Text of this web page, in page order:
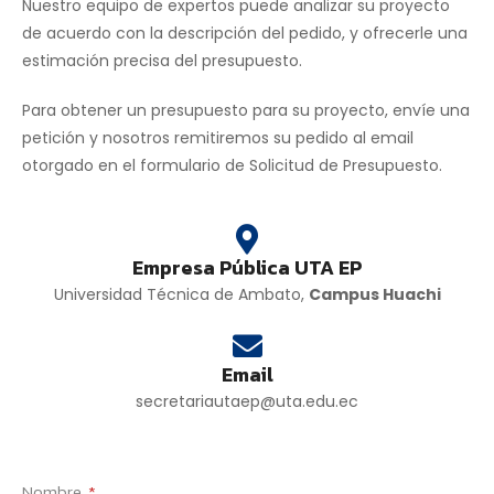
Nuestro equipo de expertos puede analizar su proyecto
de acuerdo con la descripción del pedido, y ofrecerle una
estimación precisa del presupuesto.
Para obtener un presupuesto para su proyecto, envíe una
petición y nosotros remitiremos su pedido al email
otorgado en el formulario de Solicitud de Presupuesto.
Empresa Pública UTA EP
Universidad Técnica de Ambato, Campus Huachi
Email
secretariautaep@uta.edu.ec